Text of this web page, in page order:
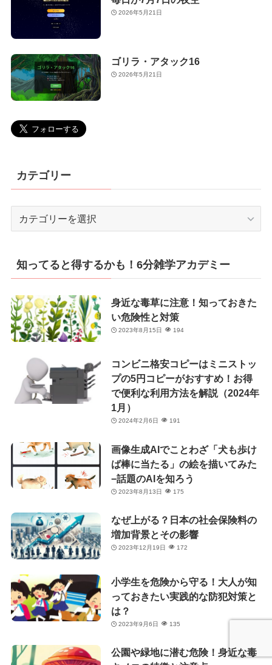
2026年5月21日
ゴリラ・アタック16
2026年5月21日
カテゴリー
リ
ー
知ってると得するかも！6分雑学アカデミー
身近な毒草に注意！知っておきた
い危険性と対策
2023年8月15日 194
コンビニ格安コピーはミニストッ
プの5円コピーがおすすめ！お得
で便利な利用方法を解説（2024年
1月）
2024年2月6日 191
画像生成AIでことわざ「犬も歩け
ば棒に当たる」の絵を描いてみた
−話題のAIを知ろう
2023年8月13日 175
なぜ上がる？日本の社会保険料の
増加背景とその影響
2023年12月19日 172
小学生を危険から守る！大人が知
っておきたい実践的な防犯対策と
は？
2023年9月6日 135
公園や緑地に潜む危険！身近な毒